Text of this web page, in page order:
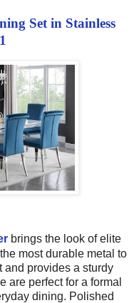
Set in Stainless
brings the look of elite
most durable metal to
and provides a sturdy
are perfect for a formal
dining. Polished